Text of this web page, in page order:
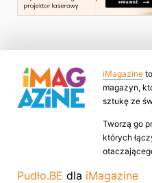
iMagazine
magazyn,
sztukę ze
Tworzą go
których
Pudło.BE dla iMagazine